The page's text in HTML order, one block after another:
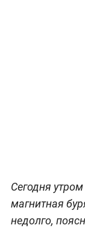
Сегодня
магнитная
недолго,